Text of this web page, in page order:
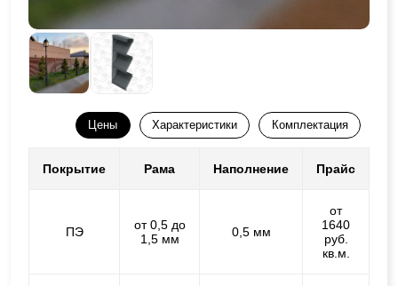
Цены Характеристики Комплектация
Покрытие Рама Наполнение Прайс
ПЭ
от 0,5 до
1,5 мм
0,5 мм
от
1640
руб.
кв.м.